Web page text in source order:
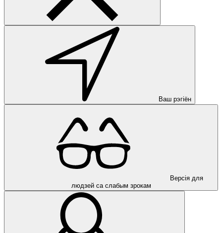
Ваш рэгіён
Версія для
людзей са слабым зрокам